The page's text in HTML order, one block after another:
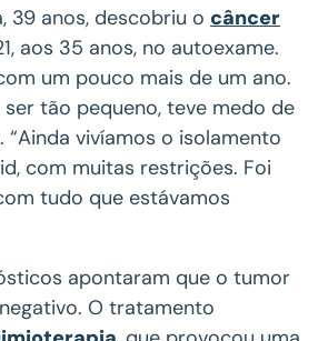
39 anos, descobriu o câncer
aos 35 anos, no autoexame.
um pouco mais de um ano.
tão pequeno, teve medo de
vivíamos o isolamento
com muitas restrições. Foi
tudo que estávamos
apontaram que o tumor
O tratamento